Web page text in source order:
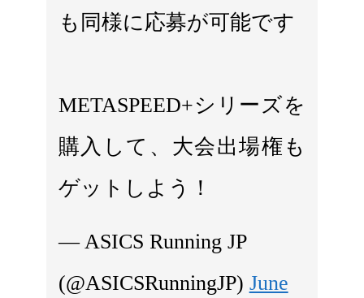
も同様に応募が可能です
METASPEED+シリーズを
購入して、大会出場権も
ゲットしよう！
— ASICS Running JP
(@ASICSRunningJP) June